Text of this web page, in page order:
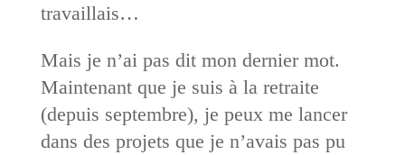
travaillais…
Mais je n’ai pas dit mon dernier mot.
Maintenant que je suis à la retraite
(depuis septembre), je peux me lancer
dans des projets que je n’avais pas pu